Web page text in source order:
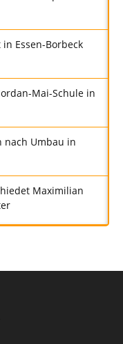
Essen-Borbeck
Mai-Schule in
nach Umbau in
Maximilian